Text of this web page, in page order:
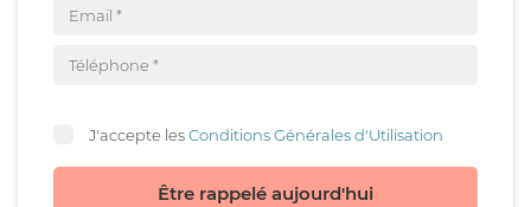
J'accepte lesConditions Générales d'Utilisation
Être rappelé aujourd'hui